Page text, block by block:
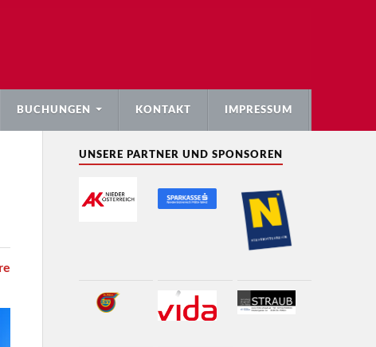
BUCHUNGEN KONTAKT IMPRESSUM
UNSERE PARTNER UND SPONSOREN